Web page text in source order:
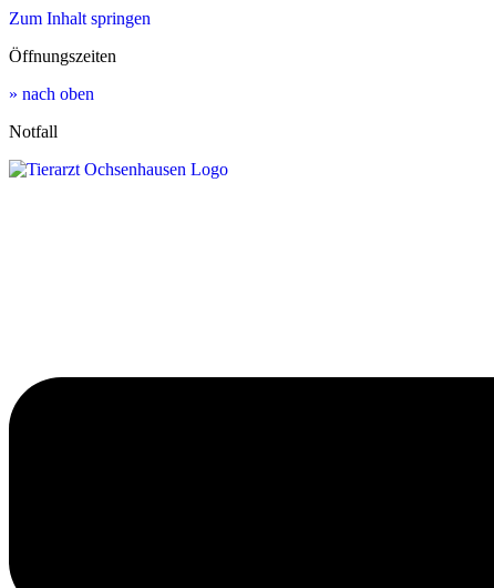
Zum Inhalt springen
Öffnungszeiten
» nach oben
Notfall